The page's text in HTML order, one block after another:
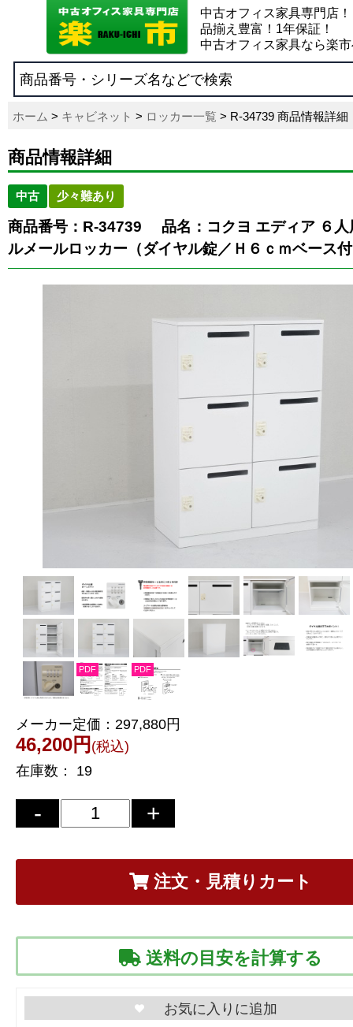
中古オフィス家具専門店！
品揃え豊富！1年保証！
中古オフィス家具なら楽
ホーム > キャビネット > ロッカー一覧 > R-34739 商品情報詳細
商品情報詳細
中古 少々難あり
商品番号：R-34739
品名：コクヨ エディア ６
ルメールロッカー（ダイヤル錠／Ｈ６ｃｍベース
PDF PDF
メーカー定価： 297,880円
46,200円 (税込)
在庫数：
19
注文・見積りカート
送料の目安を計算する